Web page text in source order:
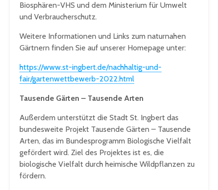
Biosphären-VHS und dem Ministerium für Umwelt
und Verbraucherschutz.
Weitere Informationen und Links zum naturnahen
Gärtnern finden Sie auf unserer Homepage unter:
https://www.st-ingbert.de/nachhaltig-und-
fair/gartenwettbewerb-2022.html
Tausende Gärten – Tausende Arten
Außerdem unterstützt die Stadt St. Ingbert das
bundesweite Projekt Tausende Gärten – Tausende
Arten, das im Bundesprogramm Biologische Vielfalt
gefördert wird. Ziel des Projektes ist es, die
biologische Vielfalt durch heimische Wildpflanzen zu
fördern.